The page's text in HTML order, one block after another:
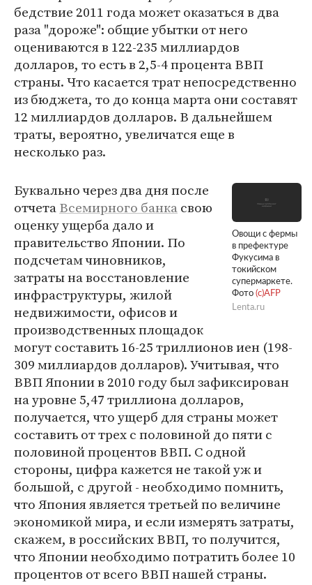
бедствие 2011 года может оказаться в два
раза "дороже": общие убытки от него
оцениваются в 122-235 миллиардов
долларов, то есть в 2,5-4 процента ВВП
страны. Что касается трат непосредственно
из бюджета, то до конца марта они составят
12 миллиардов долларов. В дальнейшем
траты, вероятно, увеличатся еще в
несколько раз.
Овощи с фермы
в префектуре
Фукусима в
токийском
супермаркете.
Фото (c)AFP
Lenta.ru
Буквально через два дня после
отчетаВсемирного банкасвою
оценку ущерба дало и
правительство Японии. По
подсчетам чиновников,
затраты на восстановление
инфраструктуры, жилой
недвижимости, офисов и
производственных площадок
могут составить 16-25 триллионов иен (198-
309 миллиардов долларов). Учитывая, что
ВВП Японии в 2010 году был зафиксирован
на уровне 5,47 триллиона долларов,
получается, что ущерб для страны может
составить от трех с половиной до пяти с
половиной процентов ВВП. С одной
стороны, цифра кажется не такой уж и
большой, с другой - необходимо помнить,
что Япония является третьей по величине
экономикой мира, и если измерять затраты,
скажем, в российских ВВП, то получится,
что Японии необходимо потратить более 10
процентов от всего ВВП нашей страны.